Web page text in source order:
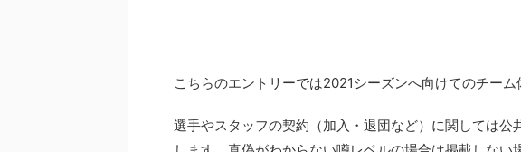
こちらのエントリーでは2021シーズンへ向けてのチーム
選手やスタッフの契約（加入・退団など）に関しては